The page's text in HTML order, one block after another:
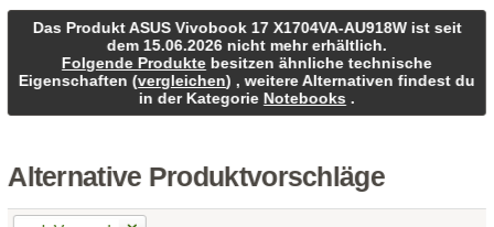
Das Produkt ASUS Vivobook 17 X1704VA-AU918W ist seit
dem 15.06.2026 nicht mehr erhältlich.
Folgende Produkte besitzen ähnliche technische
Eigenschaften (vergleichen) , weitere Alternativen findest du
in der KategorieNotebooks .
Alternative Produktvorschläge